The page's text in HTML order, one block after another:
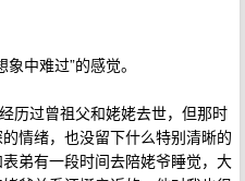
中难过”的感觉。
历过曾祖父和姥姥去世，但那时
情绪，也没留下什么特别清晰的
弟有一段时间去陪姥爷睡觉，大